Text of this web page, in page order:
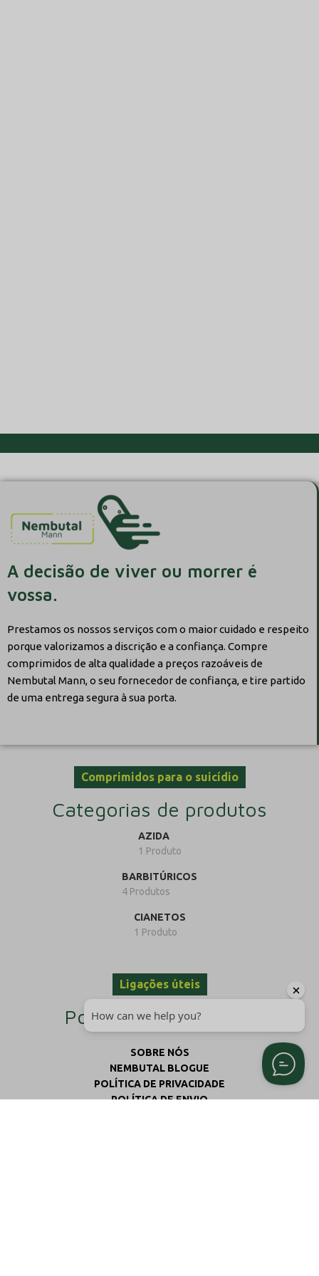
A decisão de viver ou morrer é
vossa.
Prestamos os nossos serviços com o maior cuidado e respeito
porque valorizamos a discrição e a confiança. Compre
comprimidos de alta qualidade a preços razoáveis de
Nembutal Mann, o seu fornecedor de confiança, e tire partido
de uma entrega segura à sua porta.
Comprimidos para o suicídio
Categorias de produtos
AZIDA
1 Produto
BARBITÚRICOS
4 Produtos
CIANETOS
1 Produto
Ligações úteis
Políticas da empresa
SOBRE NÓS
NEMBUTAL BLOGUE
POLÍTICA DE PRIVACIDADE
POLÍTICA DE ENVIO